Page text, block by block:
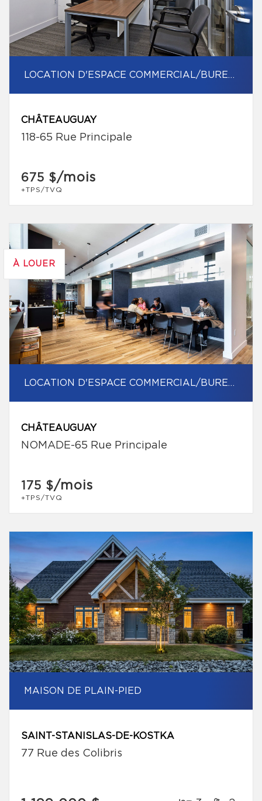
LOCATION D'ESPACE COMMERCIAL/BUREAU
CHÂTEAUGUAY
118-65 Rue Principale
675 $/mois
+TPS/TVQ
À LOUER
LOCATION D'ESPACE COMMERCIAL/BUREAU
CHÂTEAUGUAY
NOMADE-65 Rue Principale
175 $/mois
+TPS/TVQ
MAISON DE PLAIN-PIED
SAINT-STANISLAS-DE-KOSTKA
77 Rue des Colibris